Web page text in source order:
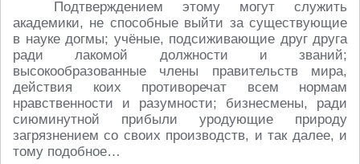
Подтверждением этому могут служить
академики, не способные выйти за существующие
в науке догмы; учёные, подсиживающие друг друга
ради лакомой должности и званий;
высокообразованные члены правительств мира,
действия коих противоречат всем нормам
нравственности и разумности; бизнесмены, ради
сиюминутной прибыли уродующие природу
загрязнением со своих производств, и так далее, и
тому подобное…